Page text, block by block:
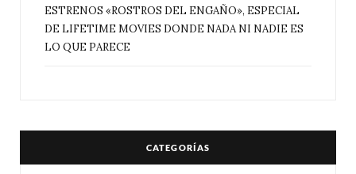
ESTRENOS «ROSTROS DEL ENGAÑO», ESPECIAL
DE LIFETIME MOVIES DONDE NADA NI NADIE ES
LO QUE PARECE
CATEGORÍAS